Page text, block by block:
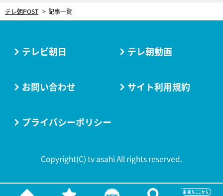
テレ朝POST 記事一覧
テレビ朝日 テレ朝動画
お問い合わせ サイト利用規約
プライバシーポリシー
Copyright(C) tv asahi All rights reserved.